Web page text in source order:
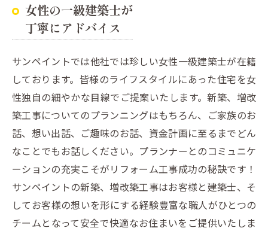
女性の一級建築士が
丁寧にアドバイス
サンペイントでは他社では珍しい女性一級建築士が在籍
しております。皆様のライフスタイルにあった住宅を女
性独自の細やかな目線でご提案いたします。新築、増改
築工事についてのプランニングはもちろん、ご家族のお
話、想い出話、ご趣味のお話、資金計画に至るまでどん
なことでもお話しください。プランナーとのコミュニケ
ーションの充実こそがリフォーム工事成功の秘訣です！
サンペイントの新築、増改築工事はお客様と建築士、そ
してお客様の想いを形にする経験豊富な職人がひとつの
チームとなって安全で快適なお住まいをご提供いたしま